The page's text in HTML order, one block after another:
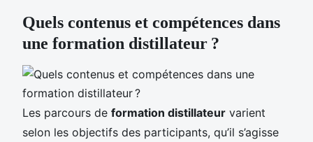
Quels contenus et compétences dans
une formation distillateur ?
Les parcours de formation distillateur varient
selon les objectifs des participants, qu’il s’agisse